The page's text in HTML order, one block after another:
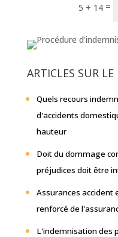
5 + 14 =
ARTICLES SUR
Quels recours
d'accidents
hauteur
Doit du dommage
préjudices doit être
Assurances accident
renforcé de
L'indemnisation des